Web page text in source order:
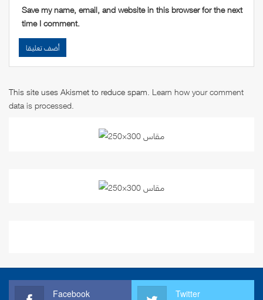
Save my name, email, and website in this browser for the next
time I comment.
This site uses Akismet to reduce spam. Learn how your comment
data is processed.
Facebook Twitter